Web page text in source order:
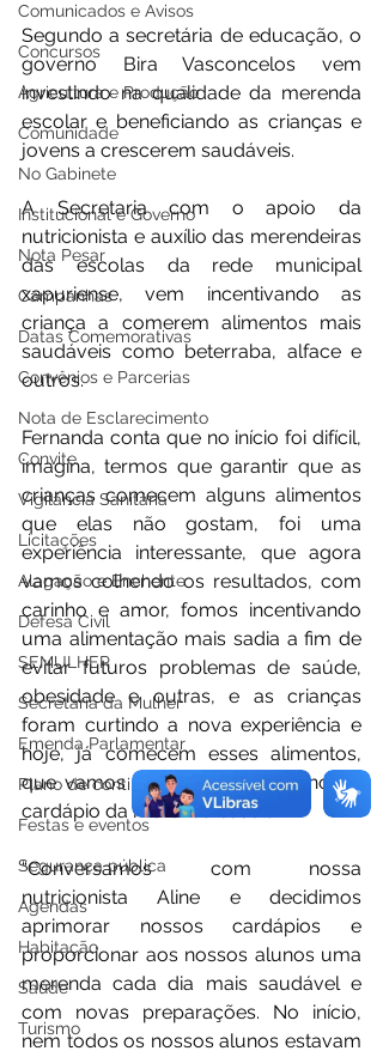
Comunicados e Avisos
Concursos
Agricultura e Produção
Comunidade
No Gabinete
Institucional e Governo
Nota Pesar
Campanhas
Datas Comemorativas
Convênios e Parcerias
Nota de Esclarecimento
Convite
Vigilância Sanitária
Licitações
Alagação e Enchente
Defesa Civil
SEMULHER
Secretaria da Mulher
Emenda Parlamentar
Plano de contingência
Festas e eventos
Segurança pública
Agendas
Habitação
Saúde
Turismo
Segundo a secretária de educação, o
governo Bira Vasconcelos vem
investindo na qualidade da merenda
escolar e beneficiando as crianças e
jovens a crescerem saudáveis.
A Secretaria com o apoio da
nutricionista e auxílio das merendeiras
das escolas da rede municipal
xapuriense, vem incentivando as
criança a comerem alimentos mais
saudáveis como beterraba, alface e
outros.
Fernanda conta que no início foi difícil,
imagina, termos que garantir que as
crianças comecem alguns alimentos
que elas não gostam, foi uma
experiência interessante, que agora
vamos colhendo os resultados, com
carinho e amor, fomos incentivando
uma alimentação mais sadia a fim de
evitar futuros problemas de saúde,
obesidade e outras, e as crianças
foram curtindo a nova experiência e
hoje, já comecem esses alimentos,
que vamos aperfeiçoando em nosso
cardápio da merenda escolar.
“Conversamos com nossa
nutricionista Aline e decidimos
aprimorar nossos cardápios e
proporcionar aos nossos alunos uma
merenda cada dia mais saudável e
com novas preparações. No início,
nem todos os nossos alunos estavam